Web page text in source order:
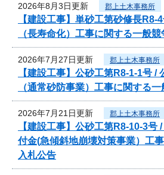
2026年8月3日更新 郡上土木事務所
【建設工事】単砂工第砂修長R8-
（長寿命化）工事に関する一般
2026年7月27日更新 郡上土木事務所
【建設工事】公砂工第R8-1-1号 /
（通常砂防事業）工事に関する
2026年7月21日更新 郡上土木事務所
【建設工事】公砂工第R8-10-3号
付金(急傾斜地崩壊対策事業）工
入札公告